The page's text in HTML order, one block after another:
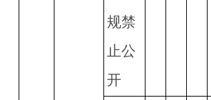
规禁
止公
开